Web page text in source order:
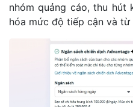
nhóm quảng cáo, thu hút
hóa mức độ tiếp cận và